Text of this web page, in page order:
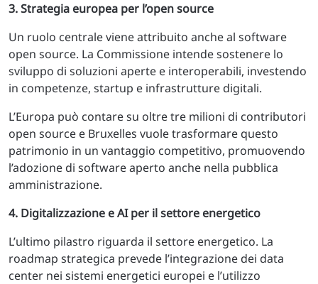
3. Strategia europea per l’open source
Un ruolo centrale viene attribuito anche al software
open source. La Commissione intende sostenere lo
sviluppo di soluzioni aperte e interoperabili, investendo
in competenze, startup e infrastrutture digitali.
L’Europa può contare su oltre tre milioni di contributori
open source e Bruxelles vuole trasformare questo
patrimonio in un vantaggio competitivo, promuovendo
l’adozione di software aperto anche nella pubblica
amministrazione.
4. Digitalizzazione e AI per il settore energetico
L’ultimo pilastro riguarda il settore energetico. La
roadmap strategica prevede l’integrazione dei data
center nei sistemi energetici europei e l’utilizzo